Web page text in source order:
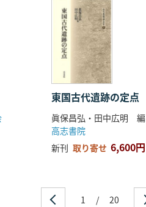
の相関性(阿部常樹)
本桂典)
東国古代遺跡の定点
眞保昌弘・田中広明 編
高志書院
新刊 取り寄せ 6,600円
1 / 20